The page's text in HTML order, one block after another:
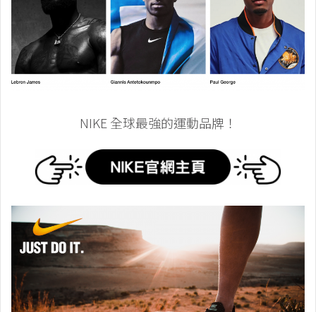
NIKE 全球最強的運動品牌！